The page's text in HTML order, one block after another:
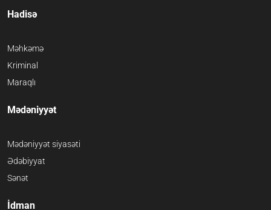
Hadisə
Məhkəmə
Kriminal
Maraqlı
Mədəniyyət
Mədəniyyət siyasəti
Ədəbiyyat
Sənət
İdman